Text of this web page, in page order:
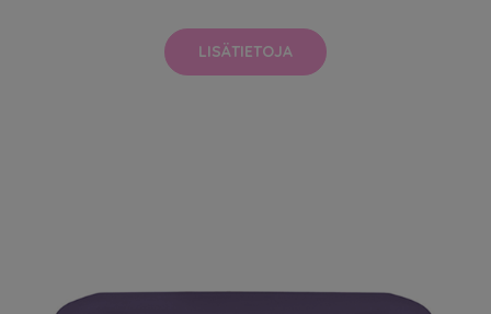
LISÄTIETOJA